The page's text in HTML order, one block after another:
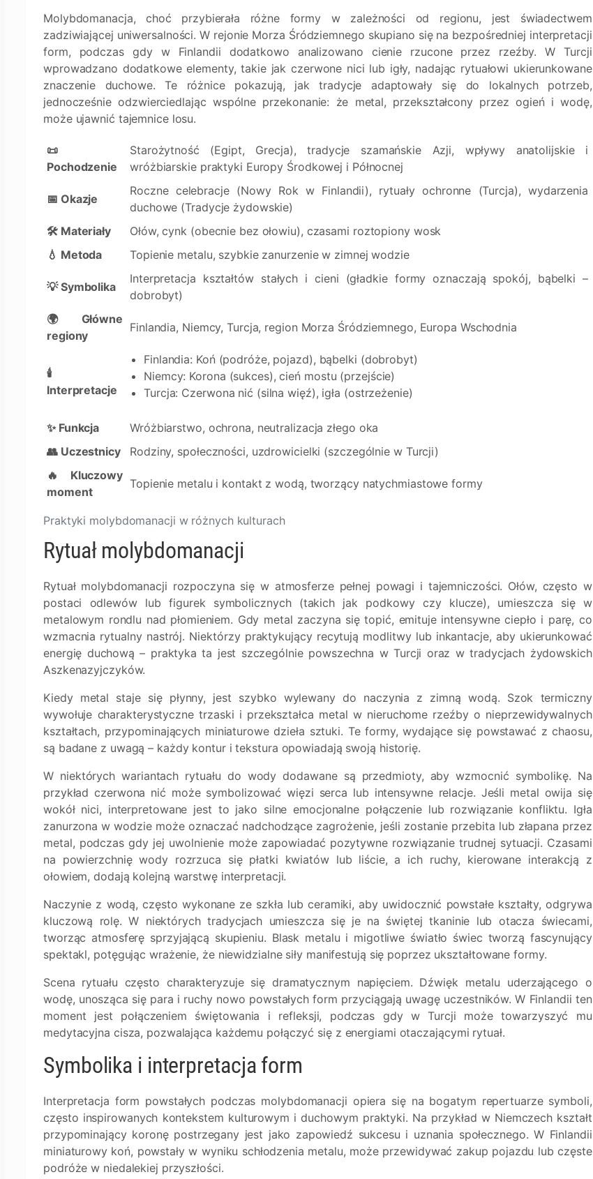
Molybdomanacja, choć przybierała różne formy w zależności od regionu, jest świadectwem
zadziwiającej uniwersalności. W rejonie Morza Śródziemnego skupiano się na bezpośredniej interpretacji
form, podczas gdy w Finlandii dodatkowo analizowano cienie rzucone przez rzeźby. W Turcji
wprowadzano dodatkowe elementy, takie jak czerwone nici lub igły, nadając rytuałowi ukierunkowane
znaczenie duchowe. Te różnice pokazują, jak tradycje adaptowały się do lokalnych potrzeb,
jednocześnie odzwierciedlając wspólne przekonanie: że metal, przekształcony przez ogień i wodę,
może ujawnić tajemnice losu.
Praktyki molybdomanacji w różnych kulturach
📜
Pochodzenie
Starożytność (Egipt, Grecja), tradycje szamańskie Azji, wpływy anatolijskie i
wróżbiarskie praktyki Europy Środkowej i Północnej
📅 Okazje
Roczne celebracje (Nowy Rok w Finlandii), rytuały ochronne (Turcja), wydarzenia
duchowe (Tradycje żydowskie)
🛠️ Materiały
Ołów, cynk (obecnie bez ołowiu), czasami roztopiony wosk
💧 Metoda
Topienie metalu, szybkie zanurzenie w zimnej wodzie
💡 Symbolika
Interpretacja kształtów stałych i cieni (gładkie formy oznaczają spokój, bąbelki –
dobrobyt)
🌍 Główne
regiony
Finlandia, Niemcy, Turcja, region Morza Śródziemnego, Europa Wschodnia
🕯️
Interpretacje
Finlandia: Koń (podróże, pojazd), bąbelki (dobrobyt)
Niemcy: Korona (sukces), cień mostu (przejście)
Turcja: Czerwona nić (silna więź), igła (ostrzeżenie)
✨ Funkcja
Wróżbiarstwo, ochrona, neutralizacja złego oka
👥 Uczestnicy
Rodziny, społeczności, uzdrowicielki (szczególnie w Turcji)
🔥 Kluczowy
moment
Topienie metalu i kontakt z wodą, tworzący natychmiastowe formy
Rytuał molybdomanacji
Rytuał molybdomanacji rozpoczyna się w atmosferze pełnej powagi i tajemniczości. Ołów, często w
postaci odlewów lub figurek symbolicznych (takich jak podkowy czy klucze), umieszcza się w
metalowym rondlu nad płomieniem. Gdy metal zaczyna się topić, emituje intensywne ciepło i parę, co
wzmacnia rytualny nastrój. Niektórzy praktykujący recytują modlitwy lub inkantacje, aby ukierunkować
energię duchową – praktyka ta jest szczególnie powszechna w Turcji oraz w tradycjach żydowskich
Aszkenazyjczyków.
Kiedy metal staje się płynny, jest szybko wylewany do naczynia z zimną wodą. Szok termiczny
wywołuje charakterystyczne trzaski i przekształca metal w nieruchome rzeźby o nieprzewidywalnych
kształtach, przypominających miniaturowe dzieła sztuki. Te formy, wydające się powstawać z chaosu,
są badane z uwagą – każdy kontur i tekstura opowiadają swoją historię.
W niektórych wariantach rytuału do wody dodawane są przedmioty, aby wzmocnić symbolikę. Na
przykład czerwona nić może symbolizować więzi serca lub intensywne relacje. Jeśli metal owija się
wokół nici, interpretowane jest to jako silne emocjonalne połączenie lub rozwiązanie konfliktu. Igła
zanurzona w wodzie może oznaczać nadchodzące zagrożenie, jeśli zostanie przebita lub złapana przez
metal, podczas gdy jej uwolnienie może zapowiadać pozytywne rozwiązanie trudnej sytuacji. Czasami
na powierzchnię wody rozrzuca się płatki kwiatów lub liście, a ich ruchy, kierowane interakcją z
ołowiem, dodają kolejną warstwę interpretacji.
Naczynie z wodą, często wykonane ze szkła lub ceramiki, aby uwidocznić powstałe kształty, odgrywa
kluczową rolę. W niektórych tradycjach umieszcza się je na świętej tkaninie lub otacza świecami,
tworząc atmosferę sprzyjającą skupieniu. Blask metalu i migotliwe światło świec tworzą fascynujący
spektakl, potęgując wrażenie, że niewidzialne siły manifestują się poprzez ukształtowane formy.
Scena rytuału często charakteryzuje się dramatycznym napięciem. Dźwięk metalu uderzającego o
wodę, unosząca się para i ruchy nowo powstałych form przyciągają uwagę uczestników. W Finlandii ten
moment jest połączeniem świętowania i refleksji, podczas gdy w Turcji może towarzyszyć mu
medytacyjna cisza, pozwalająca każdemu połączyć się z energiami otaczającymi rytuał.
Symbolika i interpretacja form
Interpretacja form powstałych podczas molybdomanacji opiera się na bogatym repertuarze symboli,
często inspirowanych kontekstem kulturowym i duchowym praktyki. Na przykład w Niemczech kształt
przypominający koronę postrzegany jest jako zapowiedź sukcesu i uznania społecznego. W Finlandii
miniaturowy koń, powstały w wyniku schłodzenia metalu, może przewidywać zakup pojazdu lub częste
podróże w niedalekiej przyszłości.